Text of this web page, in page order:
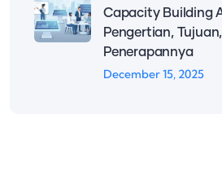
Capacity Building
Pengertian,
Penerapannya
December 15, 2025